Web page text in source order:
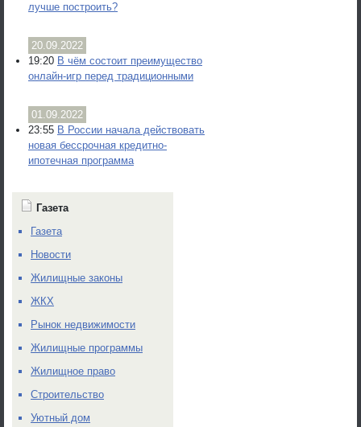
лучше построить?
20.09.2022
19:20 В чём состоит преимущество
онлайн-игр перед традиционными
01.09.2022
23:55 В России начала действовать
новая бессрочная кредитно-
ипотечная программа
Газета
Газета
Новости
Жилищные законы
ЖКХ
Рынок недвижимости
Жилищные программы
Жилищное право
Строительство
Уютный дом